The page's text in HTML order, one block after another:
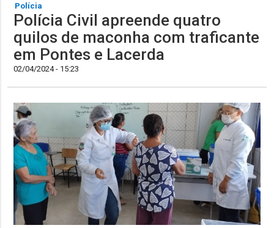
Polícia
Polícia Civil apreende quatro
quilos de maconha com traficante
em Pontes e Lacerda
02/04/2024 - 15:23